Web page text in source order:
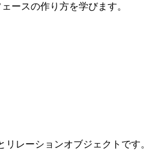
ースの作り方を学びます。
レーションオブジェクトです。